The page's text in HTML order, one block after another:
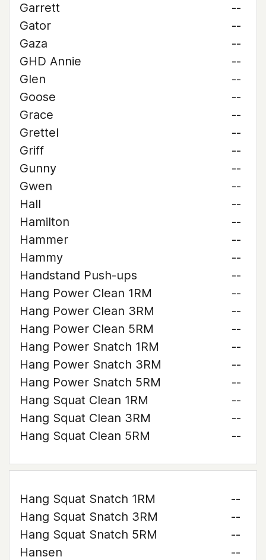
Garrett
--
Gator
--
Gaza
--
GHD Annie
--
Glen
--
Goose
--
Grace
--
Grettel
--
Griff
--
Gunny
--
Gwen
--
Hall
--
Hamilton
--
Hammer
--
Hammy
--
Handstand Push-ups
--
Hang Power Clean 1RM
--
Hang Power Clean 3RM
--
Hang Power Clean 5RM
--
Hang Power Snatch 1RM
--
Hang Power Snatch 3RM
--
Hang Power Snatch 5RM
--
Hang Squat Clean 1RM
--
Hang Squat Clean 3RM
--
Hang Squat Clean 5RM
--
Hang Squat Snatch 1RM
--
Hang Squat Snatch 3RM
--
Hang Squat Snatch 5RM
--
Hansen
--